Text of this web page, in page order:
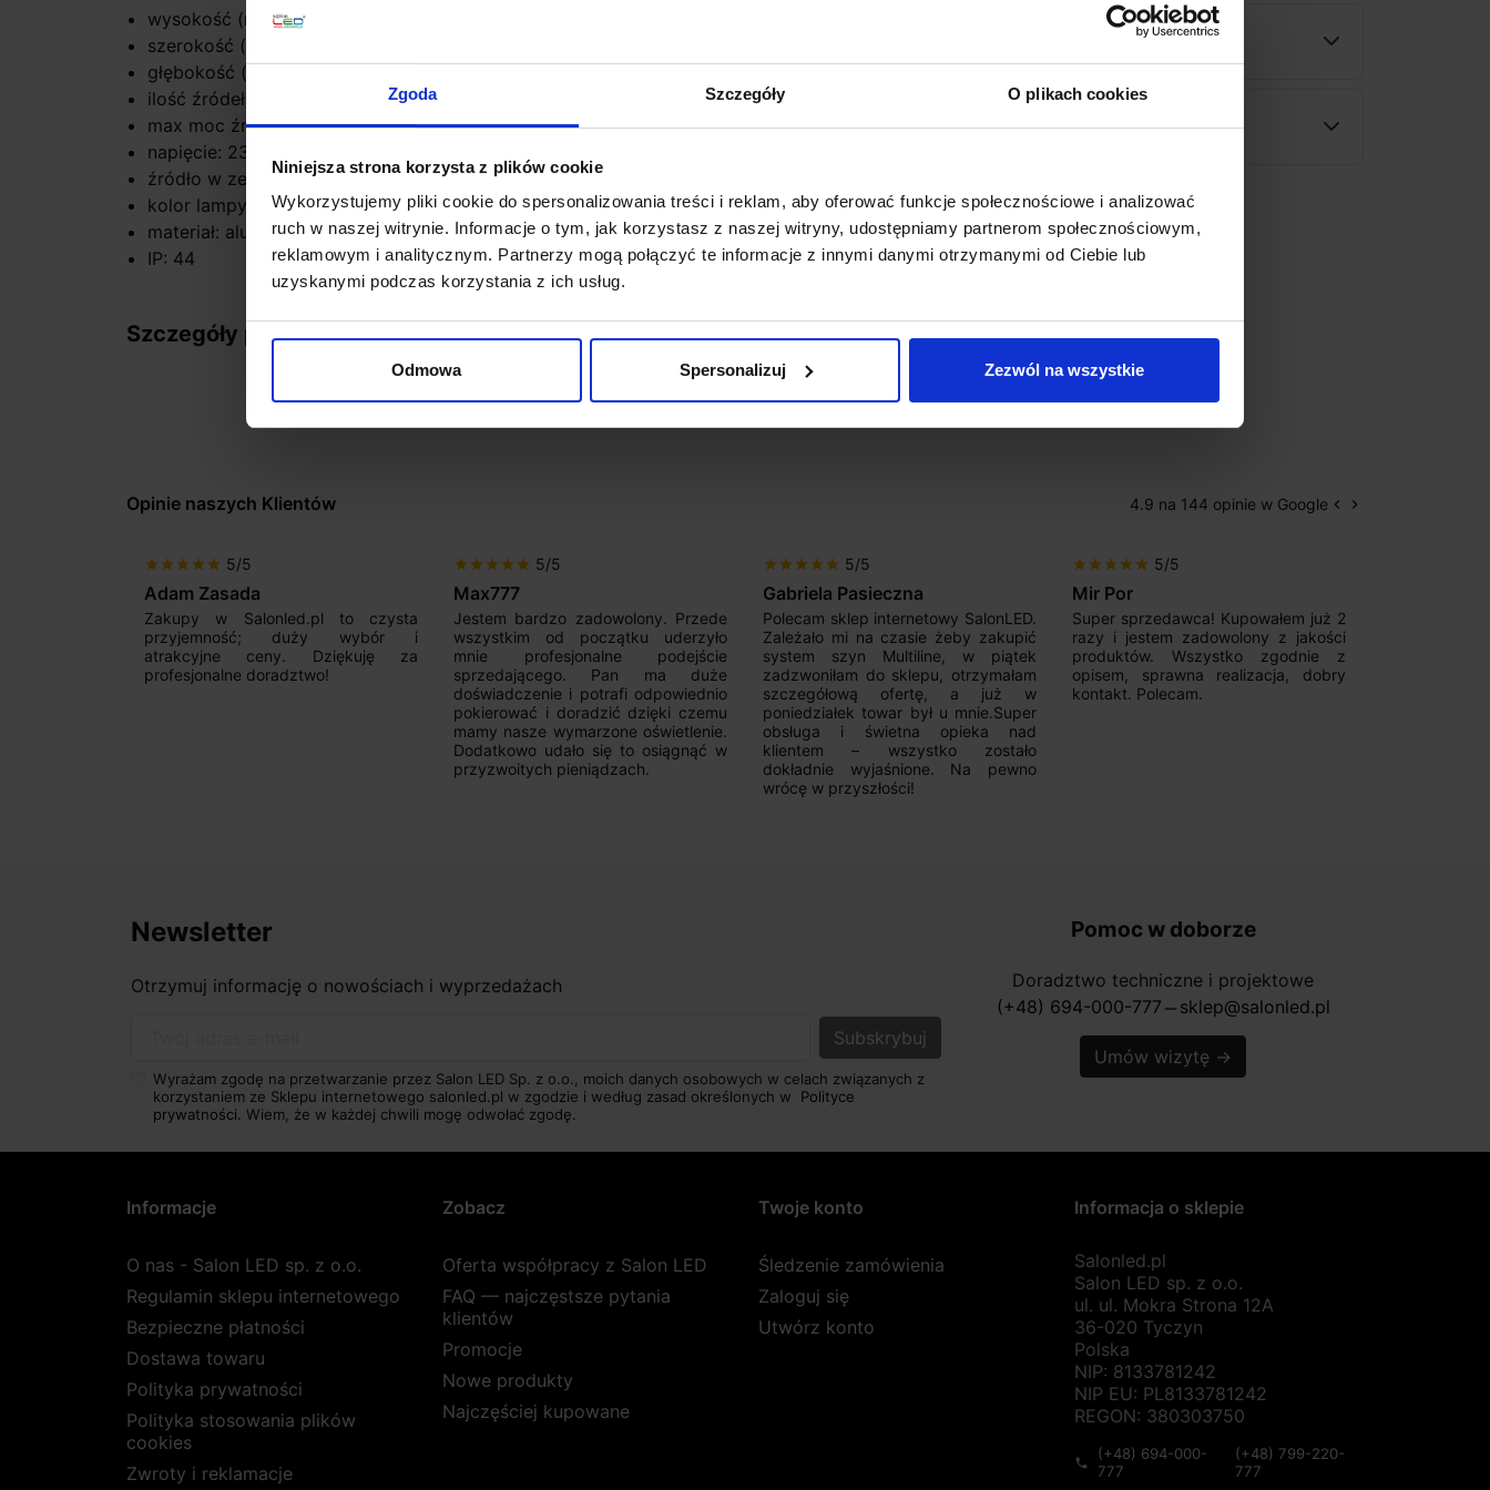
Zgoda Szczegóły O plikach cookies
Niniejsza strona korzysta z plików cookie
Wykorzystujemy pliki cookie do spersonalizowania treści i reklam, aby oferować funkcje społecznościowe i analizować
ruch w naszej witrynie. Informacje o tym, jak korzystasz z naszej witryny, udostępniamy partnerom społecznościowym,
reklamowym i analitycznym. Partnerzy mogą połączyć te informacje z innymi danymi otrzymanymi od Ciebie lub
uzyskanymi podczas korzystania z ich usług.
Odmowa Spersonalizuj Zezwól na wszystkie
Zapytaj o produkt
wysokość (mm): 200
szerokość (mm): 105
głębokość (mm): 70
ilość źródeł / rodzaj trzonka: 1 x LED zintegr. 10W 600lm 3000K
max moc źródła: 10 W
napięcie: 230
źródło w zestawie: LED zintegr.
kolor lampy: Antracyt
materiał: aluminium/tworzywo
IP: 44
Szczegóły produktu
Opinie naszych Klientów 4.9 na 144 opinie w Google Poprzedni
keyboard_arrow_left Następny
keyboard_arrow_right
star star star star star 5/5
Adam Zasada
Zakupy w Salonled.pl to czysta
przyjemność; duży wybór i
atrakcyjne ceny. Dziękuję za
profesjonalne doradztwo!
star star star star star 5/5
Max777
Jestem bardzo zadowolony. Przede
wszystkim od początku uderzyło
mnie profesjonalne podejście
sprzedającego. Pan ma duże
doświadczenie i potrafi odpowiednio
pokierować i doradzić dzięki czemu
mamy nasze wymarzone oświetlenie.
Dodatkowo udało się to osiągnąć w
przyzwoitych pieniądzach.
star star star star star 5/5
Gabriela Pasieczna
Polecam sklep internetowy SalonLED.
Zależało mi na czasie żeby zakupić
system szyn Multiline, w piątek
zadzwoniłam do sklepu, otrzymałam
szczegółową ofertę, a już w
poniedziałek towar był u mnie.Super
obsługa i świetna opieka nad
klientem – wszystko zostało
dokładnie wyjaśnione. Na pewno
wrócę w przyszłości!
star star star star star 5/5
Mir Por
Super sprzedawca! Kupowałem już 2
razy i jestem zadowolony z jakości
produktów. Wszystko zgodnie z
opisem, sprawna realizacja, dobry
kontakt. Polecam.
Newsletter
Otrzymuj informację o nowościach i wyprzedażach
Wyrażam zgodę na przetwarzanie przez Salon LED Sp. z o.o., moich danych osobowych w celach związanych z
korzystaniem ze Sklepu internetowego salonled.pl w zgodzie i według zasad określonych w Polityce
prywatności. Wiem, że w każdej chwili mogę odwołać zgodę.
Pomoc w doborze
Doradztwo techniczne i projektowe
(+48) 694-000-777 horizontal_rule sklep@salonled.pl
Umów wizytę →
Informacje
O nas - Salon LED sp. z o.o.
Regulamin sklepu internetowego
Bezpieczne płatności
Dostawa towaru
Polityka prywatności
Polityka stosowania plików
cookies
Zwroty i reklamacje
Zobacz
Oferta współpracy z Salon LED
FAQ — najczęstsze pytania
klientów
Promocje
Nowe produkty
Najczęściej kupowane
Twoje konto
Śledzenie zamówienia
Zaloguj się
Utwórz konto
Informacja o sklepie
Salonled.pl
Salon LED sp. z o.o.
ul. ul. Mokra Strona 12A
36-020 Tyczyn
Polska
NIP: 8133781242
NIP EU: PL8133781242
REGON: 380303750
phone
(+48) 694-000-
777
(+48) 799-220-
777